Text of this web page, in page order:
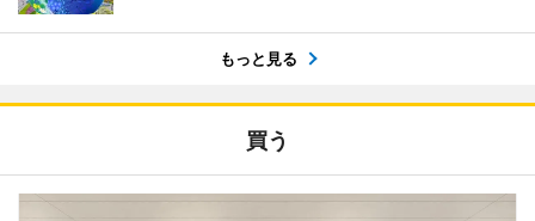
もっと見る
買う